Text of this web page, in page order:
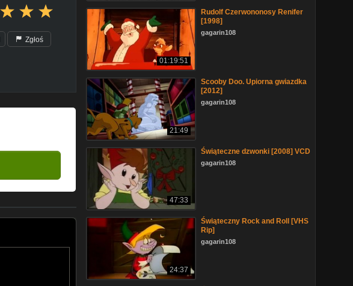
Zgłoś
01:19:51
Rudolf Czerwononosy Renifer
[1998]
gagarin108
21:49
Scooby Doo. Upiorna gwiazdka
[2012]
gagarin108
47:33
Świąteczne dzwonki [2008] VCD
gagarin108
24:37
Świąteczny Rock and Roll [VHS
Rip]
gagarin108